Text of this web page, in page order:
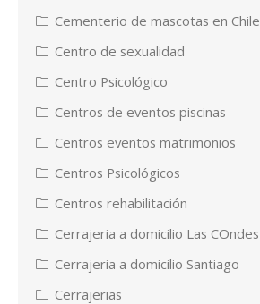
Cementerio de mascotas en Chile
Centro de sexualidad
Centro Psicológico
Centros de eventos piscinas
Centros eventos matrimonios
Centros Psicológicos
Centros rehabilitación
Cerrajeria a domicilio Las COndes
Cerrajeria a domicilio Santiago
Cerrajerias